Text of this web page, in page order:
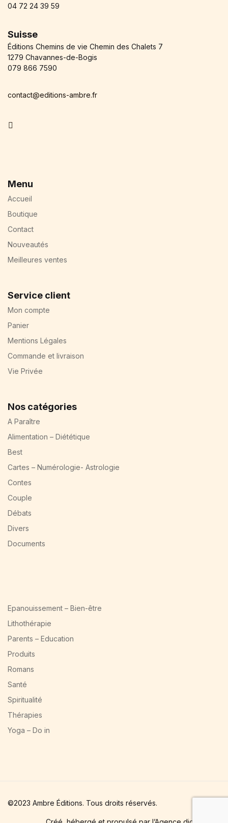
04 72 24 39 59
Suisse
Éditions Chemins de vie Chemin des Chalets 7
1279 Chavannes-de-Bogis
079 866 7590
contact@editions-ambre.fr
Menu
Accueil
Boutique
Contact
Nouveautés
Meilleures ventes
Service client
Mon compte
Panier
Mentions Légales
Commande et livraison
Vie Privée
Nos catégories
A Paraître
Alimentation – Diététique
Best
Cartes – Numérologie- Astrologie
Contes
Couple
Débats
Divers
Documents
Epanouissement – Bien-être
Lithothérapie
Parents – Education
Produits
Romans
Santé
Spiritualité
Thérapies
Yoga – Do in
©2023 Ambre Éditions. Tous droits réservés.